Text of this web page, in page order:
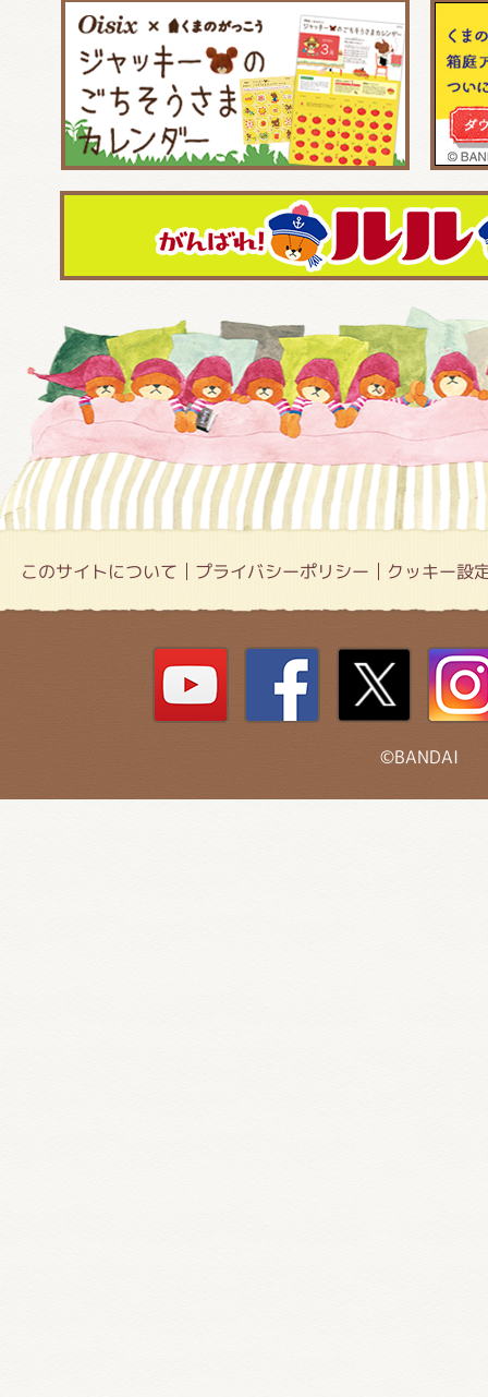
このサイトについて プライバシーポリシー クッキー設
©BANDAI